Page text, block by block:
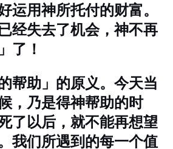
运用神所托付的财富。
经失去了机会，神不再
了！
帮助」的原义。今天当
，乃是得神帮助的时
了以后，就不能再想望
我们所遇到的每一个值